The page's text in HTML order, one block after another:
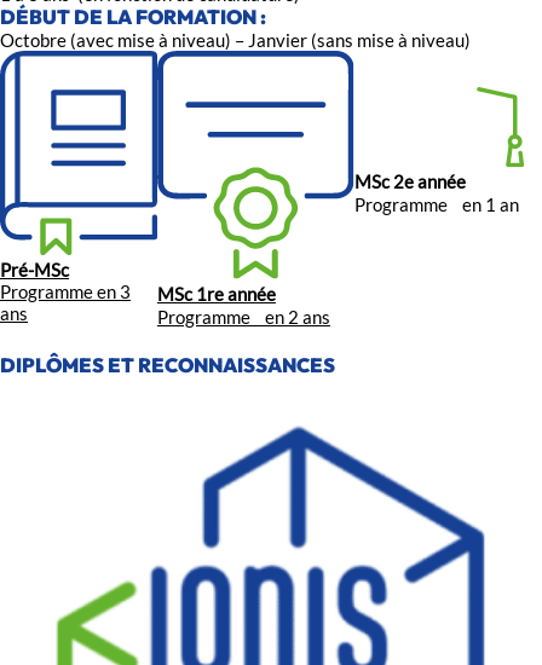
DÉBUT DE LA FORMATION :
Octobre (avec mise à niveau) – Janvier (sans mise à niveau)
Pré-MSc
Programme en 3
ans
MSc 1re année
Programme en 2 ans
MSc 2e année
Programme en 1 an
DIPLÔMES ET RECONNAISSANCES